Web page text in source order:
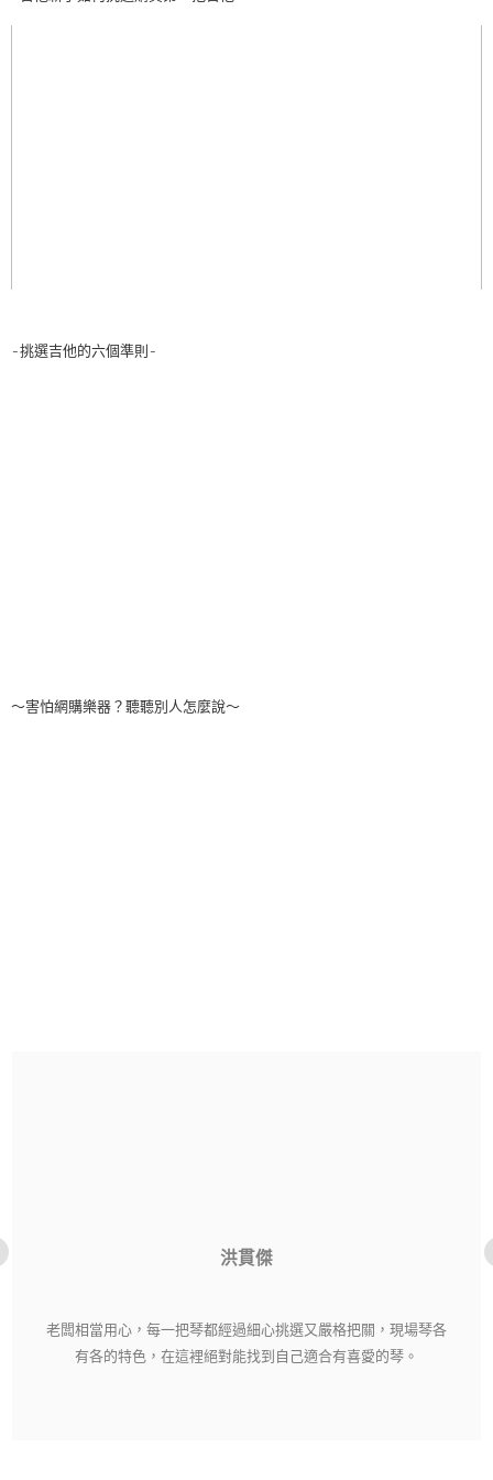
-挑選吉他的六個準則-
～害怕網購樂器？聽聽別人怎麼說～
洪貫傑
老闆相當用心，每一把琴都經過細心挑選又嚴格把關，現場琴各
有各的特色，在這裡絕對能找到自己適合有喜愛的琴。